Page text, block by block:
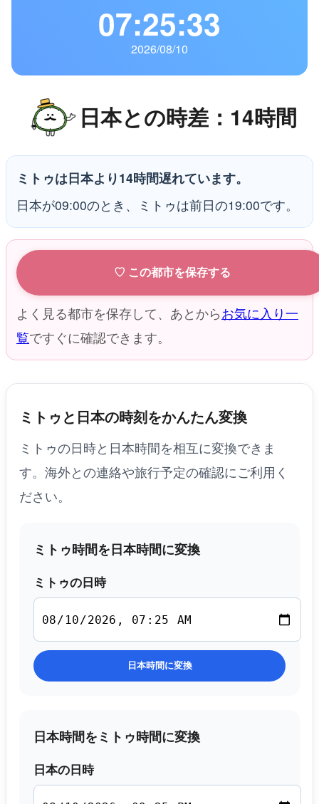
07:25:34
2026/08/10
日本との時差：14時間
ミトゥは日本より14時間遅れています。
日本が09:00のとき、ミトゥは前日の19:00です。
♡ この都市を保存する
よく見る都市を保存して、あとからお気に入り一
覧ですぐに確認できます。
ミトゥと日本の時刻をかんたん変換
ミトゥの日時と日本時間を相互に変換できま
す。海外との連絡や旅行予定の確認にご利用く
ださい。
ミトゥ時間を日本時間に変換
ミトゥの日時
日本時間に変換
日本時間をミトゥ時間に変換
日本の日時